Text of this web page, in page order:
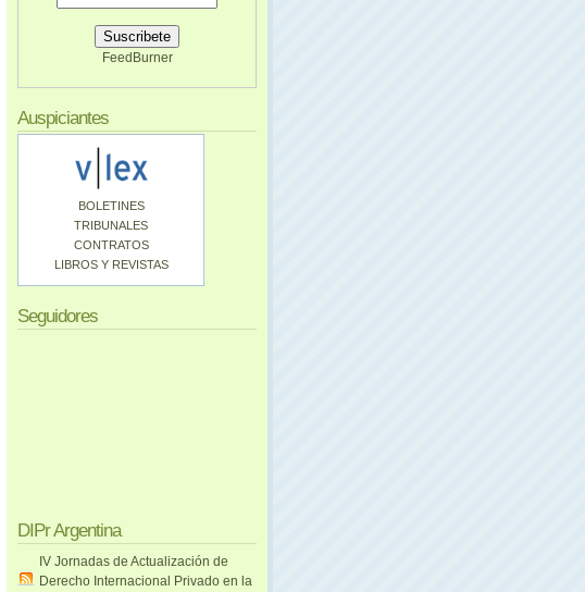
FeedBurner
Auspiciantes
BOLETINES
TRIBUNALES
CONTRATOS
LIBROS Y REVISTAS
Seguidores
DIPr Argentina
IV Jornadas de Actualización de
Derecho Internacional Privado en la